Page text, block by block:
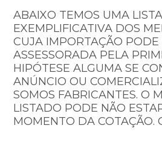
ABAIXO TEMOS UMA LISTA
EXEMPLIFICATIVA DOS
CUJA IMPORTAÇÃO PODE
ASSESSORADA PELA
HIPÓTESE ALGUMA SE
ANÚNCIO OU
SOMOS FABRICANTES. O
LISTADO PODE NÃO
MOMENTO DA COTAÇÃO.